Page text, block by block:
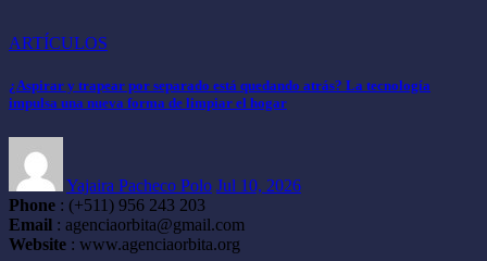
ARTÍCULOS
¿Aspirar y trapear por separado está quedando atrás? La tecnología
impulsa una nueva forma de limpiar el hogar
Yajaira Pacheco Polo Jul 10, 2026
Phone : (+511) 956 243 203
Email : agenciaorbita@gmail.com
Website : www.agenciaorbita.org